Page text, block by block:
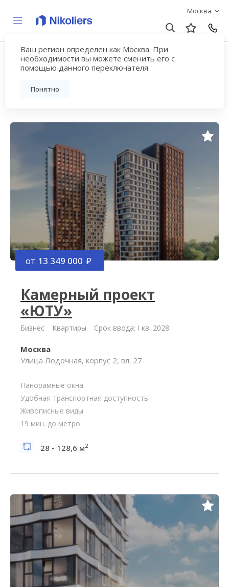
Москва
Ваш регион определен как Москва. При
необходимости вы можете сменить его с
помощью данного переключателя.
Понятно
Купите квартиру от 10
млн рублей в Москве
от 13 349 000
Камерный проект
«ЮТУ»
Бизнес Квартиры Срок ввода: I кв. 2028
Москва
Улица Лодочная, корпус 2, вл. 27
Панорамные окна
Удобная транспортная доступность
Живописные виды
19 мин. до метро
28 - 128,6 м2